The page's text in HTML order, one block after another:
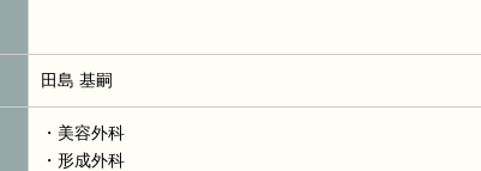
田島 基嗣
・美容外科
・形成外科